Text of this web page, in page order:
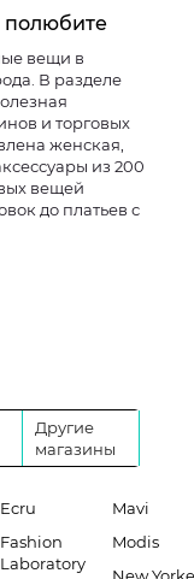
полюбите
вещи в
В разделе
и торговых
женская,
из 200
вещей
до платьев с
Другие
магазины
Ecru
Fashion
Laboratory
Mavi
Modis